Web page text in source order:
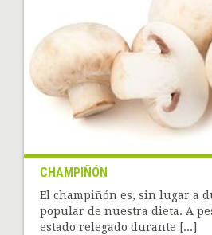
CHAMPIÑÓN
El champiñón es, sin lugar a
popular de nuestra dieta. A
estado relegado durante [...]